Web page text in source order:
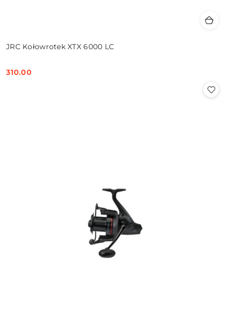
JRC Kołowrotek XTX 6000 LC
Cena:
310.00